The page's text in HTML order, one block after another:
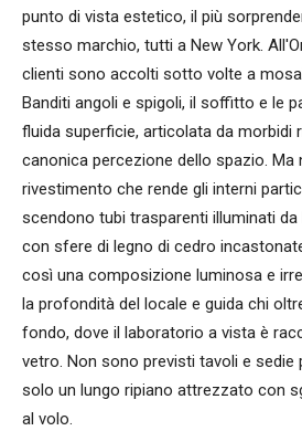
punto di vista estetico, il più
stesso marchio, tutti a New York.
clienti sono accolti sotto volte a
Banditi angoli e spigoli, il soffitto e le
fluida superficie, articolata da morbidi
canonica percezione dello spazio. Ma
rivestimento che rende gli interni
scendono tubi trasparenti illuminati
con sfere di legno di cedro
così una composizione luminosa e
la profondità del locale e guida chi
fondo, dove il laboratorio a vista è
vetro. Non sono previsti tavoli e sedie
solo un lungo ripiano attrezzato con
al volo.